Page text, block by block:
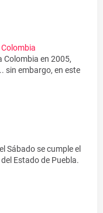
Colombia en 2005,
sin embargo, en este
Sábado se cumple el
Estado de Puebla.